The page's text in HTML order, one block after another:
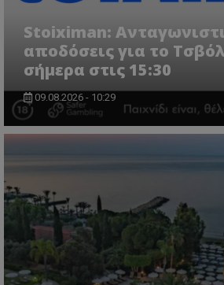
Stoiximan:
αποδόσεις για το
σήμερα στις 15:30
09.08.2026 - 10:29